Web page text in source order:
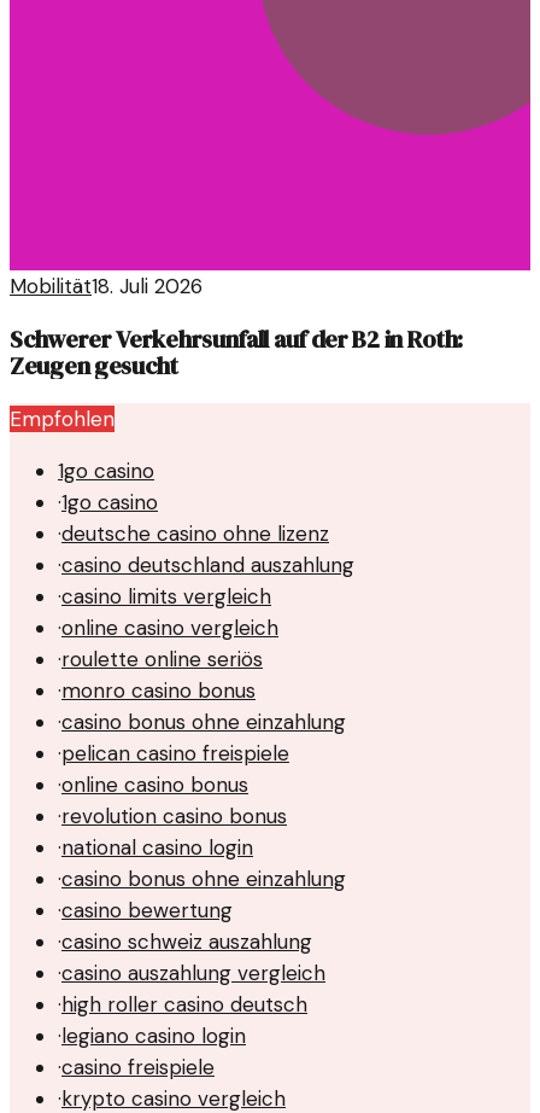
Mobilität18. Juli 2026
Schwerer Verkehrsunfall auf der B2 in Roth:
Zeugen gesucht
Empfohlen
1go casino
·1go casino
·deutsche casino ohne lizenz
·casino deutschland auszahlung
·casino limits vergleich
·online casino vergleich
·roulette online seriös
·monro casino bonus
·casino bonus ohne einzahlung
·pelican casino freispiele
·online casino bonus
·revolution casino bonus
·national casino login
·casino bonus ohne einzahlung
·casino bewertung
·casino schweiz auszahlung
·casino auszahlung vergleich
·high roller casino deutsch
·legiano casino login
·casino freispiele
·krypto casino vergleich